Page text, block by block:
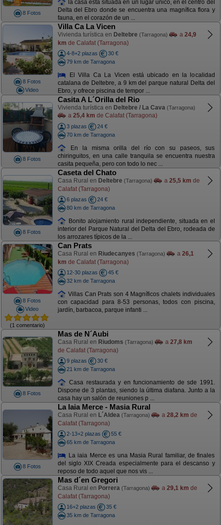
8 Fotos
la casa está situada en un lugar único, en el centro del
Delta del Ebro donde se encuentra una magnífica flora y
fauna, en el corazón de un ...
8 Fotos
Video
Villa Ca La Vicen
Vivienda turística en Deltebre (Tarragona) a 24,9
km de Calafat (Tarragona)
4-8+2 plazas
30 €
79 km de Tarragona
El Villa Ca La Vicen está ubicado en la localidad
catalana de Deltebre, a 9 km del parque natural Delta del
Ebro, y ofrece piscina de tempor ...
8 Fotos
Casita A L´Orilla del Rio
Vivienda turística en Deltebre / La Cava (Tarragona)
a 25,4 km de Calafat (Tarragona)
3 plazas
24 €
70 km de Tarragona
En la misma orilla del río con su paseos, sus
chiringuitos, en una calle tranquila se encuentra nuestra
casita pequeña, pero con todo lo nec ...
8 Fotos
Caseta del Chato
Casa Rural en Deltebre (Tarragona) a 25,5 km de
Calafat (Tarragona)
6 plazas
24 €
80 km de Tarragona
Bonito alojamiento rural independiente, situada en el
interior del Parque Natural del Delta del Ebro, rodeada de
los arrozares típicos de la ...
8 Fotos
Video
(1 comentario)
Can Prats
Casa Rural en Riudecanyes (Tarragona) a 26,1
km de Calafat (Tarragona)
12-30 plazas
45 €
32 km de Tarragona
Villas Can Prats son 4 Magníficos chalets individuales
con capacidad para 8-53 personas, todos con piscina,
jardín, barbacoa, parque infanti ...
8 Fotos
Mas de N´Aubi
Casa Rural en Riudoms (Tarragona) a 27,8 km
de Calafat (Tarragona)
9 plazas
30 €
21 km de Tarragona
Casa restaurada y en funcionamiento de sde 1991.
Dispone de 3 plantas, siendo la última diafana. Junto a la
casa hay un salón de reuniones p ...
8 Fotos
La Iaia Merce - Masia Rural
Casa Rural en L´Aldea (Tarragona) a 28,2 km de
Calafat (Tarragona)
2-13+2 plazas
55 €
65 km de Tarragona
La iaia Merce es una Masia Rural familiar, de finales
del siglo XIX Creada especialmente para el descanso y
reposo de todo aquel que nos vis ...
Mas d´en Gregori
Casa Rural en Porrera (Tarragona) a 29,1 km de
Calafat (Tarragona)
16+2 plazas
35 €
35 km de Tarragona